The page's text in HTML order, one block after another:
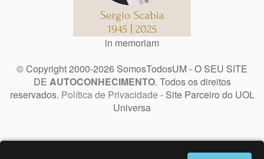
in memoriam
© Copyright 2000-2026 SomosTodosUM - O SEU SITE
DE AUTOCONHECIMENTO. Todos os direitos
reservados. Política de Privacidade - Site Parceiro do UOL
Universa